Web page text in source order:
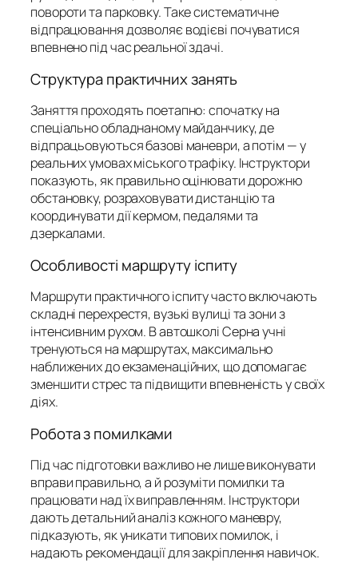
повороти та парковку. Таке систематичне
відпрацювання дозволяє водієві почуватися
впевнено під час реальної здачі.
Структура практичних занять
Заняття проходять поетапно: спочатку на
спеціально обладнаному майданчику, де
відпрацьовуються базові маневри, а потім — у
реальних умовах міського трафіку. Інструктори
показують, як правильно оцінювати дорожню
обстановку, розраховувати дистанцію та
координувати дії кермом, педалями та
дзеркалами.
Особливості маршруту іспиту
Маршрути практичного іспиту часто включають
складні перехрестя, вузькі вулиці та зони з
інтенсивним рухом. В автошколі Серна учні
тренуються на маршрутах, максимально
наближених до екзаменаційних, що допомагає
зменшити стрес та підвищити впевненість у своїх
діях.
Робота з помилками
Під час підготовки важливо не лише виконувати
вправи правильно, а й розуміти помилки та
працювати над їх виправленням. Інструктори
дають детальний аналіз кожного маневру,
підказують, як уникати типових помилок, і
надають рекомендації для закріплення навичок.